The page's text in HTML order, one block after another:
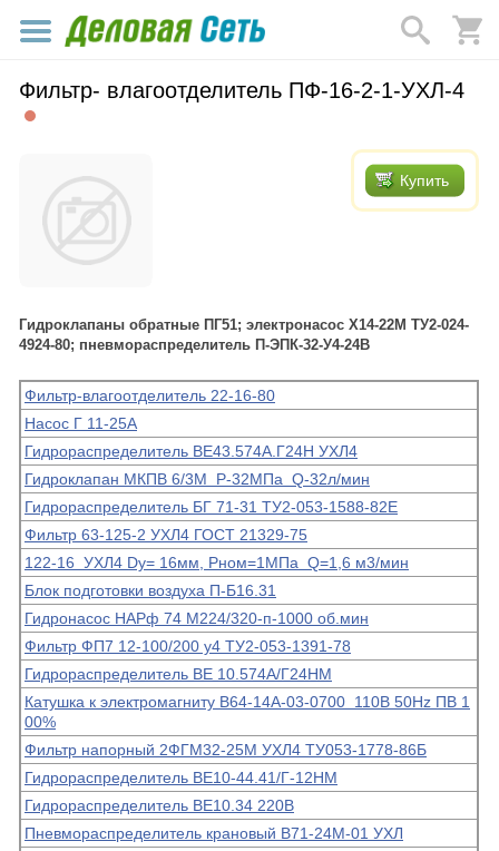
Фильтр- влагоотделитель ПФ-16-2-1-УХЛ-4
Купить
Гидроклапаны обратные ПГ51; электронасос Х14-22М ТУ2-024-
4924-80; пневмораспределитель П-ЭПК-32-У4-24В
Фильтр-влагоотделитель 22-16-80
Насос Г 11-25А
Гидрораспределитель ВЕ43.574А.Г24Н УХЛ4
Гидроклапан МКПВ 6/3М Р-32МПа Q-32л/мин
Гидрораспределитель БГ 71-31 ТУ2-053-1588-82Е
Фильтр 63-125-2 УХЛ4 ГОСТ 21329-75
122-16 УХЛ4 Dy= 16мм, Рном=1МПа Q=1,6 м3/мин
Блок подготовки воздуха П-Б16.31
Гидронасос НАРф 74 М224/320-п-1000 об.мин
Фильтр ФП7 12-100/200 у4 ТУ2-053-1391-78
Гидрораспределитель ВЕ 10.574А/Г24НМ
Катушка к электромагниту В64-14А-03-0700 110В 50Hz ПВ 1
00%
Фильтр напорный 2ФГМ32-25М УХЛ4 ТУ053-1778-86Б
Гидрораспределитель ВЕ10-44.41/Г-12НМ
Гидрораспределитель ВЕ10.34 220В
Пневмораспределитель крановый В71-24М-01 УХЛ